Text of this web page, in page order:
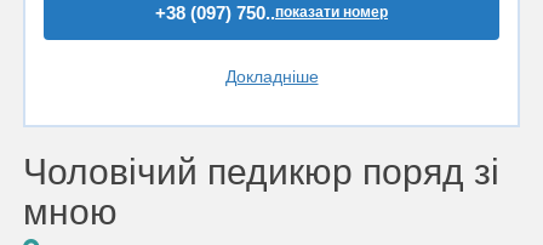
+38 (097) 750..показати номер
Докладніше
Чоловічий педикюр поряд зі
мною